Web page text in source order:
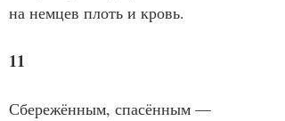
на немцев плоть и кровь.
11
Сбережённым, спасённым —